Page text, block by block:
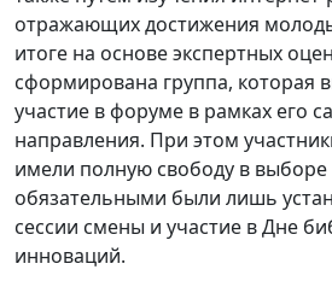
отражающих достижения
итоге на основе экспертных
сформирована группа, которая
участие в форуме в рамках его
направления. При этом
имели полную свободу в
обязательными были лишь
сессии смены и участие в Дне
инноваций.